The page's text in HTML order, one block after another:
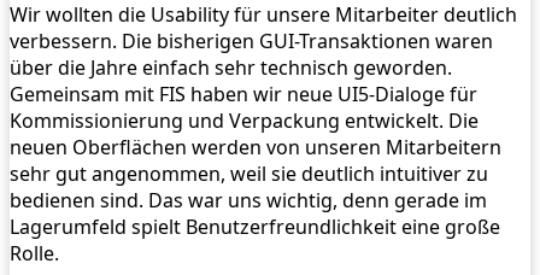
Wir wollten die Usability für unsere Mitarbeiter deutlich
verbessern. Die bisherigen GUI-Transaktionen waren
über die Jahre einfach sehr technisch geworden.
Gemeinsam mit FIS haben wir neue UI5-Dialoge für
Kommissionierung und Verpackung entwickelt. Die
neuen Oberflächen werden von unseren Mitarbeitern
sehr gut angenommen, weil sie deutlich intuitiver zu
bedienen sind. Das war uns wichtig, denn gerade im
Lagerumfeld spielt Benutzerfreundlichkeit eine große
Rolle.